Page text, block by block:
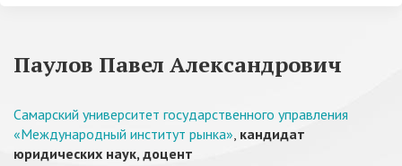
Паулов Павел Александрович
Самарский университет государственного управления
«Международный институт рынка», кандидат
юридических наук, доцент